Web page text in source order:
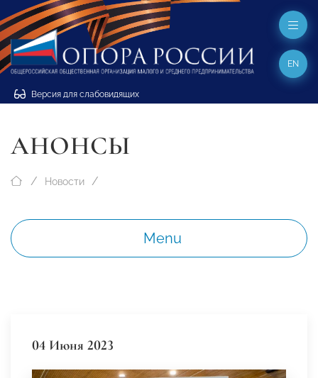
Версия для слабовидящих
EN
АНОНСЫ
Новости
Menu
04 Июня 2023